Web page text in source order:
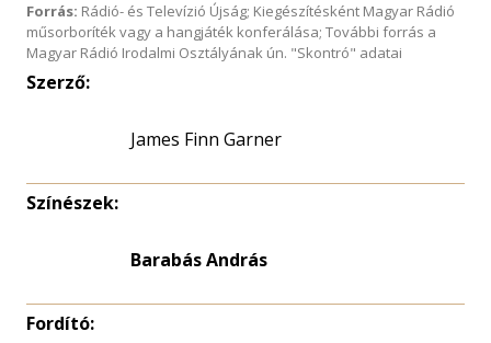
Forrás: Rádió- és Televízió Újság; Kiegészítésként Magyar Rádió
műsorboríték vagy a hangjáték konferálása; További forrás a
Magyar Rádió Irodalmi Osztályának ún. "Skontró" adatai
Szerző:
James Finn Garner
Színészek:
Barabás András
Fordító: